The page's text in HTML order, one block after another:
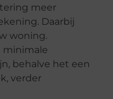
meer
Daarbij
woning.
minimale
behalve het een
verder